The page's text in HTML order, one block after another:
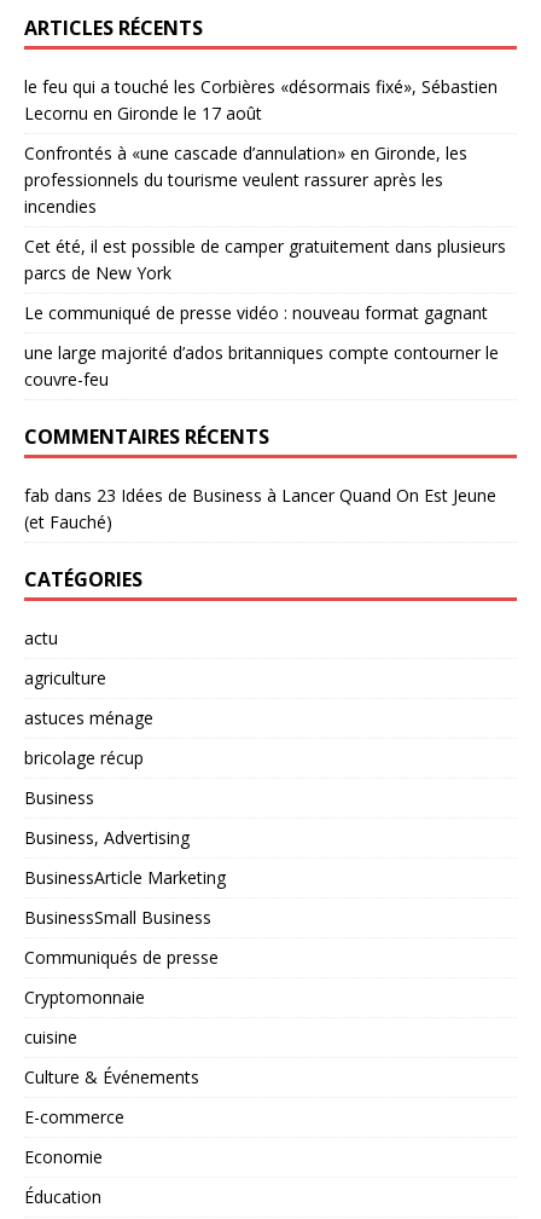
ARTICLES RÉCENTS
le feu qui a touché les Corbières «désormais fixé», Sébastien
Lecornu en Gironde le 17 août
Confrontés à «une cascade d’annulation» en Gironde, les
professionnels du tourisme veulent rassurer après les
incendies
Cet été, il est possible de camper gratuitement dans plusieurs
parcs de New York
Le communiqué de presse vidéo : nouveau format gagnant
une large majorité d’ados britanniques compte contourner le
couvre-feu
COMMENTAIRES RÉCENTS
fab dans 23 Idées de Business à Lancer Quand On Est Jeune
(et Fauché)
CATÉGORIES
actu
agriculture
astuces ménage
bricolage récup
Business
Business, Advertising
BusinessArticle Marketing
BusinessSmall Business
Communiqués de presse
Cryptomonnaie
cuisine
Culture & Événements
E-commerce
Economie
Éducation